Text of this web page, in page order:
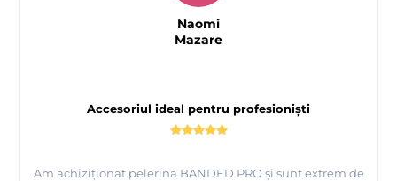
Accesoriul ideal pentru profesioniști
Am achiziționat pelerina BANDED PRO și sunt extrem de
Naomi
Mazare